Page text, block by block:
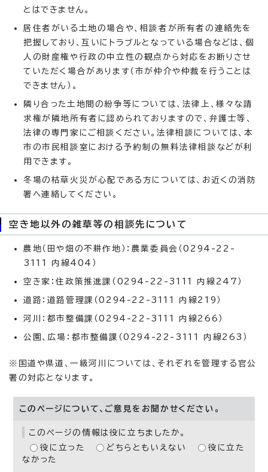
とはできません。
居住者がいる土地の場合や、相談者が所有者の連絡先を
把握しており、互いにトラブルとなっている場合などは、個
人の財産権や行政の中立性の観点から対応をお断りさせ
ていただく場合があります（市が仲介や仲裁を行うことは
できません）。
隣り合った土地間の紛争等については、法律上、様々な請
求権が隣地所有者に認められておりますので、弁護士等、
法律の専門家にご相談ください。法律相談については、本
市の市民相談室における予約制の無料法律相談などが利
用できます。
冬場の枯草火災が心配である方については、お近くの消防
署へ連絡してください。
空き地以外の雑草等の相談先について
農地（田や畑の不耕作地）：農業委員会（0294-22-
3111 内線404）
空き家：住政策推進課（0294-22-3111 内線247）
道路：道路管理課（0294-22-3111 内線219）
河川：都市整備課（0294-22-3111 内線266）
公園、広場：都市整備課（0294-22-3111 内線263）
※国道や県道、一級河川については、それぞれを管理する官公
署の対応となります。
このページについて、ご意見をお聞かせください。
このページの情報は役に立ちましたか。
役に立った
どちらともいえない
役に立た
なかった